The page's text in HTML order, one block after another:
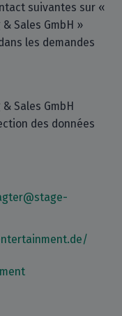
suivantes sur «
& Sales GmbH »
les demandes
& Sales GmbH
des données